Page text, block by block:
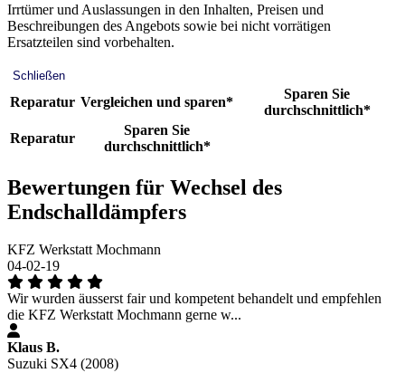
Irrtümer und Auslassungen in den Inhalten, Preisen und
Beschreibungen des Angebots sowie bei nicht vorrätigen
Ersatzteilen sind vorbehalten.
Schließen
Reparatur Vergleichen und sparen*
Sparen Sie
durchschnittlich*
Reparatur
Sparen Sie
durchschnittlich*
Bewertungen für Wechsel des
Endschalldämpfers
KFZ Werkstatt Mochmann
04-02-19
Wir wurden äusserst fair und kompetent behandelt und empfehlen
die KFZ Werkstatt Mochmann gerne w...
Klaus B.
Suzuki SX4 (2008)